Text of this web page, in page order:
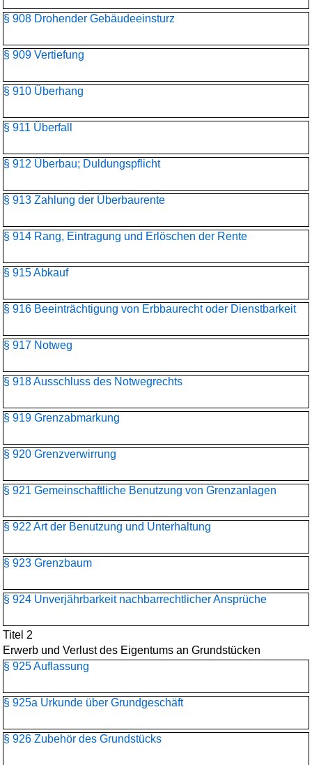
§ 908 Drohender Gebäudeeinsturz
§ 909 Vertiefung
§ 910 Überhang
§ 911 Überfall
§ 912 Überbau; Duldungspflicht
§ 913 Zahlung der Überbaurente
§ 914 Rang, Eintragung und Erlöschen der Rente
§ 915 Abkauf
§ 916 Beeinträchtigung von Erbbaurecht oder Dienstbarkeit
§ 917 Notweg
§ 918 Ausschluss des Notwegrechts
§ 919 Grenzabmarkung
§ 920 Grenzverwirrung
§ 921 Gemeinschaftliche Benutzung von Grenzanlagen
§ 922 Art der Benutzung und Unterhaltung
§ 923 Grenzbaum
§ 924 Unverjährbarkeit nachbarrechtlicher Ansprüche
Titel 2
Erwerb und Verlust des Eigentums an Grundstücken
§ 925 Auflassung
§ 925a Urkunde über Grundgeschäft
§ 926 Zubehör des Grundstücks